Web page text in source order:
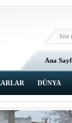
Ana
DÜNYA